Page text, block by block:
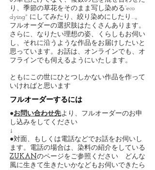
り、季節の草花をそのまま写し染める”eco
dying" にしてみたり、絞り染めにしたり…。
フルオーダーの選択肢はたくさんあります。
さらに、なりたい理想の姿、くらしもお伺い
し、それに沿うような作品をお届けしたいと
思っています。お話は、オンラインでも、オ
フラインでも伺えるようにいたします。
​ともにこの世にひとつしかない作品を作って
いければと思います
​フルオーダーするには
●お問い合わせ先より、フルオーダーのお申
し込みをしてください
​​​​​​​​​​​​​​↓
​​​​●対面、もしくは電話などでお話をお伺いし
ます。電話の場合は、染料の紹介をしている
ZUKANのページをご参照ください どんな
風に生きて生きたいかなどもお伺いできたら